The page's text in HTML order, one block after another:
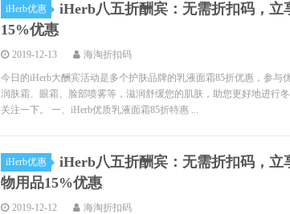
iHerb优惠
iHerb八五折酬宾：无需折扣码，立
15%优惠
2019-12-13 海淘折扣码
今日的iHerb大酬宾活动是多个护肤品牌的乳液面霜85折优惠，参与
润肤霜、眼霜、脸部喷雾等，滋润舒缓您的肌肤，助您更好地进行
关注一下。 一、iHerb优质乳液面霜85折特惠 ...
iHerb优惠
iHerb八五折酬宾：无需折扣码，立
物用品15%优惠
2019-12-12 海淘折扣码